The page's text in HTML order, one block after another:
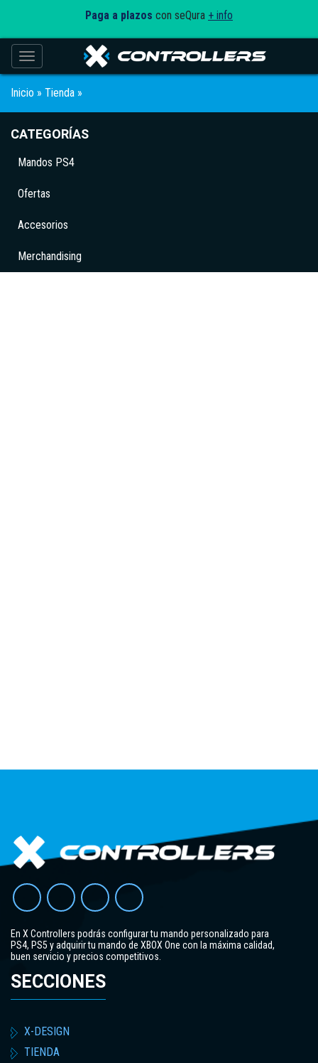
Paga a plazos con seQura + info
Toggle navigation
Inicio » Tienda »
CATEGORÍAS
Mandos PS4
Ofertas
Accesorios
Merchandising
En X Controllers podrás configurar tu mando personalizado para
PS4, PS5 y adquirir tu mando de XBOX One con la máxima calidad,
buen servicio y precios competitivos.
SECCIONES
X-DESIGN
TIENDA